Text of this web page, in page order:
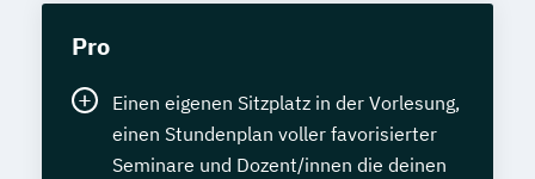
Pro
Einen eigenen Sitzplatz in der Vorlesung,
einen Stundenplan voller favorisierter
Seminare und Dozent/innen die deinen